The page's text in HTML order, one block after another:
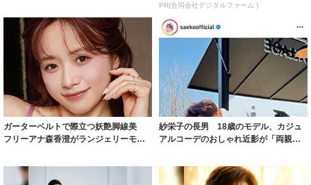
PR(合同会社デジタルファーム )
ガーターベルトで際立つ妖艶脚線美
フリーアナ森香澄がランジェリーモデ
紗栄子の長男 18歳のモデル、カジュ
アルコーデのおしゃれ近影が「両親の